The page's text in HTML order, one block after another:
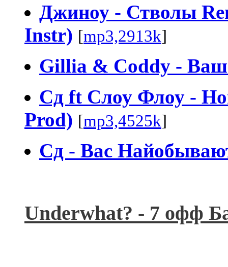
Джиноу - Стволы
Instr) [mp3,2913k]
Gillia & Coddy -
Сд ft Слоу Флоу -
Prod) [mp3,4525k]
Сд - Вас
Underwhat? - 7 офф